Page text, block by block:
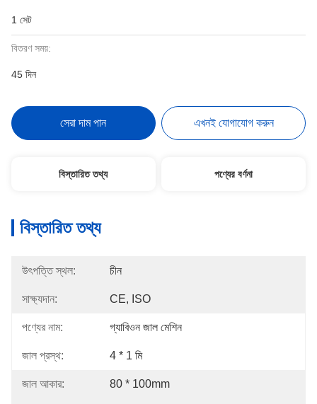
1 সেট
বিতরণ সময়:
45 দিন
সেরা দাম পান এখনই যোগাযোগ করুন
বিস্তারিত তথ্য পণ্যের বর্ণনা
বিস্তারিত তথ্য
উৎপত্তি স্থল: চীন
সাক্ষ্যদান: CE, ISO
পণ্যের নাম: গ্যাবিওন জাল মেশিন
জাল প্রস্থ: 4 * 1 মি
জাল আকার: 80 * 100mm